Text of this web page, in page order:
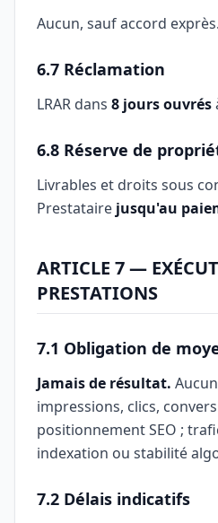
Aucun, sauf accord exprès.
6.7 Réclamation
LRAR dans 8 jours ouvrés
6.8 Réserve de
Livrables et droits sous
Prestataire jusqu'au
ARTICLE 7 —
PRESTATIONS
7.1 Obligation de
Jamais de résultat.
impressions, clics,
positionnement SEO ;
indexation ou stabilité
7.2 Délais indicatifs